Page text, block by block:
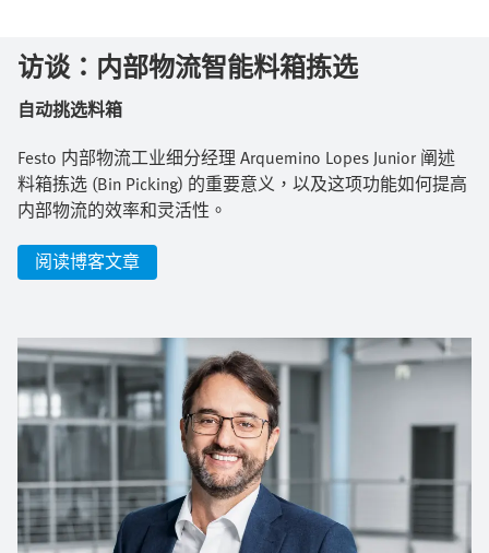
访谈：内部物流智能料箱拣选
自动挑选料箱
Festo 内部物流工业细分经理 Arquemino Lopes Junior 阐述
料箱拣选 (Bin Picking) 的重要意义，以及这项功能如何提高
内部物流的效率和灵活性。
阅读博客文章